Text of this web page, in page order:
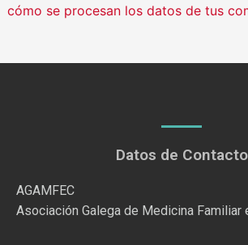
cómo se procesan los datos de tus
Datos de Contacto
AGAMFEC
Asociación Galega de Medicina Familiar